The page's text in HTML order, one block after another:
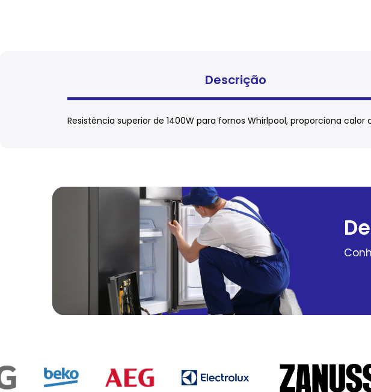
Descrição
Resistência superior de 1400W para fornos Whirlpool, proporciona